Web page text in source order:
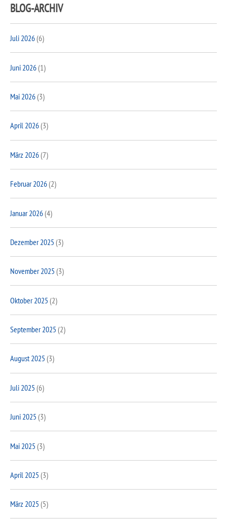
BLOG-ARCHIV
Juli 2026(6)
Juni 2026(1)
Mai 2026(3)
April 2026(3)
März 2026(7)
Februar 2026(2)
Januar 2026(4)
Dezember 2025 (3)
November 2025 (3)
Oktober 2025 (2)
September 2025 (2)
August 2025 (3)
Juli 2025 (6)
Juni 2025 (3)
Mai 2025 (3)
April 2025 (3)
März 2025 (5)